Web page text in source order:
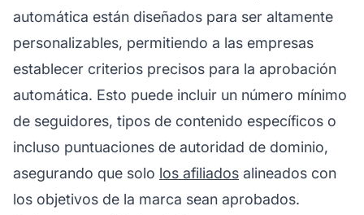
automática están diseñados para ser altamente
personalizables, permitiendo a las empresas
establecer criterios precisos para la aprobación
automática. Esto puede incluir un número mínimo
de seguidores, tipos de contenido específicos o
incluso puntuaciones de autoridad de dominio,
asegurando que solo los afiliados alineados con
los objetivos de la marca sean aprobados.